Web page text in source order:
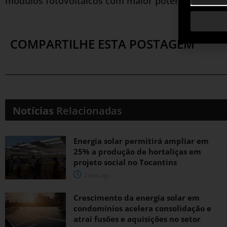
COMPARTILHE ESTA POSTAGEM
Notícias Relacionadas
Energia solar permitirá ampliar em
25% a produção de hortaliças em
projeto social no Tocantins
Crescimento da energia solar em
condomínios acelera consolidação e
atrai fusões e aquisições no setor